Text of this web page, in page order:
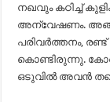
നഖവും കഠിച്ച്
അന്വേഷണം.
പരിവർത്തനം,
കൊണ്ടിരുന്നു.
ഒടുവിൽ അവൻ